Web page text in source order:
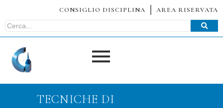
CONSIGLIO DISCIPLINA AREA RISERVATA
TECNICHE DI